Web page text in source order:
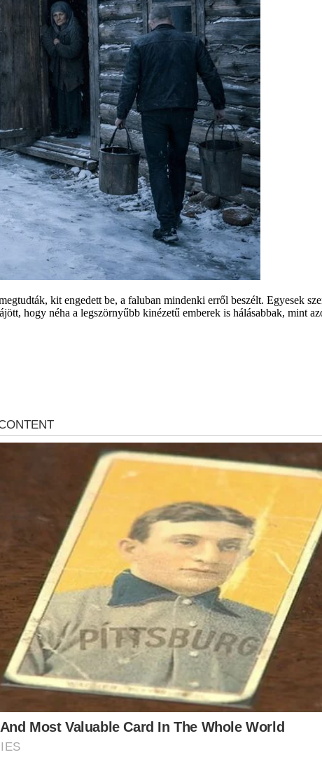
kit engedett be, a faluban mindenki erről beszélt. Egyesek
hogy néha a legszörnyűbb kinézetű emberek is hálásabbak, mint